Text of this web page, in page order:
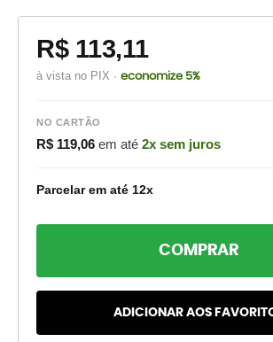
R$ 113,11
à vista no PIX · economize 5%
NO CARTÃO
R$ 119,06 em até 2x sem juros
Parcelar em até 12x
COMPRAR
ADICIONAR AOS